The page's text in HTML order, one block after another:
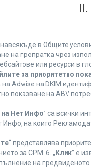
в Общите
на препратка чрез
или ресурси в
за приоритетно
Adwise на DKIM
показване на ABV
на Нет Инфо” са всички
на които
“ представлява
за CPM. 6. „ Клик” е
на